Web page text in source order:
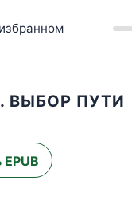
ВЫБОР ПУТИ